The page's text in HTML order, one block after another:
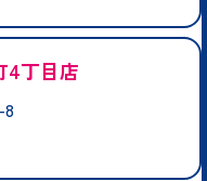
4丁目店
8